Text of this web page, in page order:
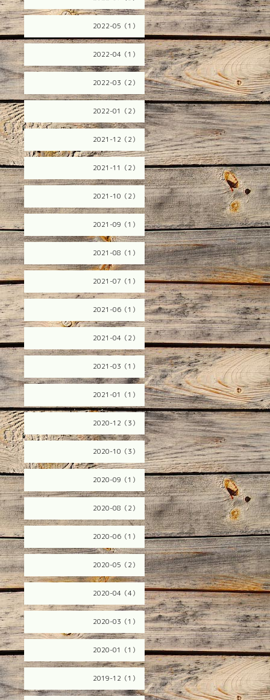
2022-05（1）
2022-04（1）
2022-03（2）
2022-01（2）
2021-12（2）
2021-11（2）
2021-10（2）
2021-09（1）
2021-08（1）
2021-07（1）
2021-06（1）
2021-04（2）
2021-03（1）
2021-01（1）
2020-12（3）
2020-10（3）
2020-09（1）
2020-08（2）
2020-06（1）
2020-05（2）
2020-04（4）
2020-03（1）
2020-01（1）
2019-12（1）